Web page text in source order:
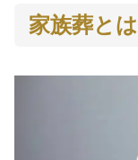
家族葬とは